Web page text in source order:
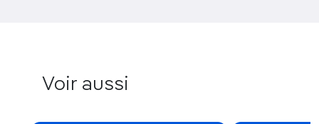
Voir aussi